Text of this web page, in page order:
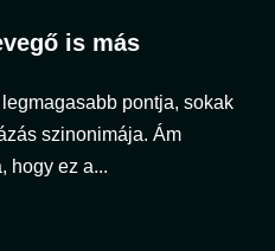
is más
pontja, sokak
szinonimája. Ám
hogy ez a